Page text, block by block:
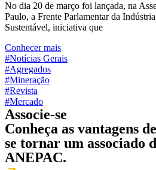
No dia 20 de março foi lançada, na
Paulo, a Frente Parlamentar da
Sustentável, iniciativa que
Conhecer mais
#Notícias Gerais
#Agregados
#Mineração
#Revista
#Mercado
Associe-se
Conheça as vantagens de
se tornar um associado
ANEPAC.